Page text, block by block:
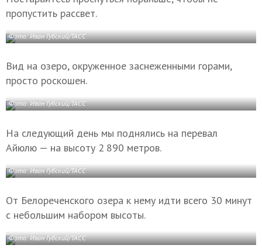
пропустить рассвет.
Фото: Иван Губский/ТАСС
Вид на озеро, окруженное заснеженными горами,
просто роскошен.
Фото: Иван Губский/ТАСС
На следующий день мы поднялись на перевал
Айюлю — на высоту 2 890 метров.
Фото: Иван Губский/ТАСС
От Белореченского озера к нему идти всего 30 минут
с небольшим набором высоты.
Фото: Иван Губский/ТАСС